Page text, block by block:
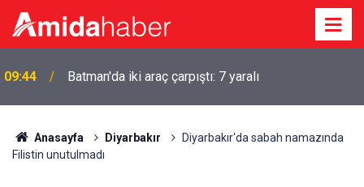
09:20
acı tablo
Anasayfa Diyarbakır
Diyarbakır'da sabah namazında
Filistin unutulmadı